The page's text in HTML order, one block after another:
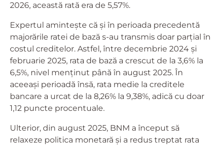
2026, această rată era de 5,57%.
Expertul amintește că și în perioada precedentă
majorările ratei de bază s-au transmis doar parțial în
costul creditelor. Astfel, între decembrie 2024 și
februarie 2025, rata de bază a crescut de la 3,6% la
6,5%, nivel menținut până în august 2025. În
aceeași perioadă însă, rata medie la creditele
bancare a urcat de la 8,26% la 9,38%, adică cu doar
1,12 puncte procentuale.
Ulterior, din august 2025, BNM a început să
relaxeze politica monetară și a redus treptat rata